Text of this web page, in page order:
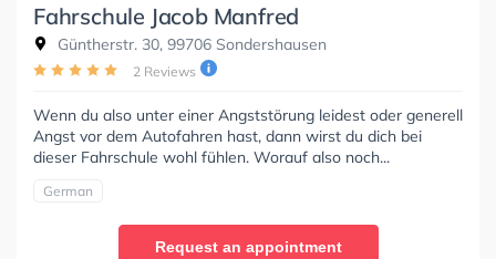
Fahrschule Jacob Manfred
Güntherstr. 30, 99706 Sondershausen
2 Reviews
Wenn du also unter einer Angststörung leidest oder generell
Angst vor dem Autofahren hast, dann wirst du dich bei
dieser Fahrschule wohl fühlen. Worauf also noch...
German
Request an appointment